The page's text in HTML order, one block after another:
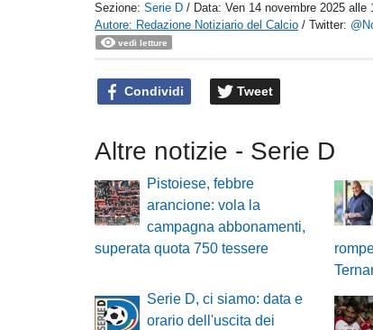
Sezione:Serie D / Data:Ven 14 novembre 2025 alle
Autore: Redazione Notiziario del Calcio / Twitter:
vedi letture
Condividi Tweet
Altre notizie - Serie D
Pistoiese, febbre
arancione: vola la
campagna abbonamenti,
superata quota 750 tessere
Serie D, ci siamo: data e
orario dell'uscita dei